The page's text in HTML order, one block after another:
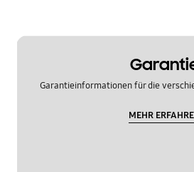
Garantieinformationen für die
MEHR